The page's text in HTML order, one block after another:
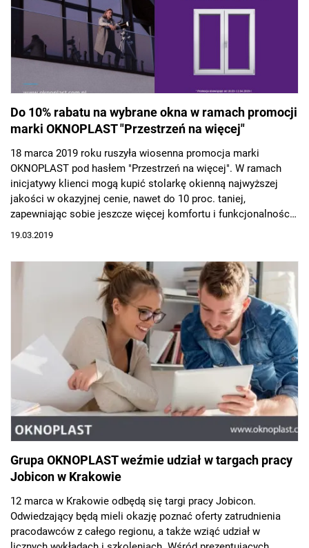
Do 10% rabatu na wybrane okna w ramach promocji
marki OKNOPLAST "Przestrzeń na więcej"
18 marca 2019 roku ruszyła wiosenna promocja marki
OKNOPLAST pod hasłem "Przestrzeń na więcej". W ramach
inicjatywy klienci mogą kupić stolarkę okienną najwyższej
jakości w okazyjnej cenie, nawet do 10 proc. taniej,
zapewniając sobie jeszcze więcej komfortu i funkcjonalności
w pomieszczeniach. Akcja obejmuje wszystkie systemy
19.03.2019
Grupa OKNOPLAST weźmie udział w targach pracy
Jobicon w Krakowie
12 marca w Krakowie odbędą się targi pracy Jobicon.
Odwiedzający będą mieli okazję poznać oferty zatrudnienia
pracodawców z całego regionu, a także wziąć udział w